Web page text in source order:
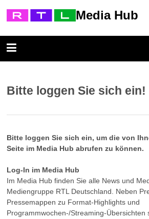
Media Hub
Bitte loggen Sie sich ein!
Bitte loggen Sie sich ein, um die von
Seite im Media Hub abrufen zu können.
Log-In im Media Hub
Im Media Hub finden Sie alle News und
Mediengruppe RTL Deutschland. Neben
Pressemappen zu Format-Highlights und
Programmwochen-/Streaming-Übersichten